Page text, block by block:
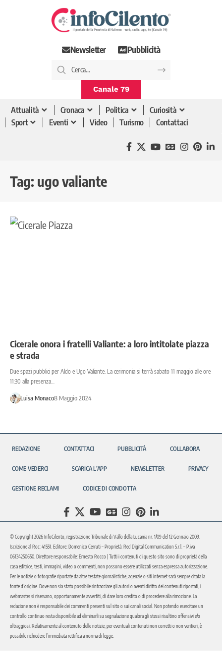
Newsletter Pubblicità
Canale 79
Attualità Cronaca Politica
Curiosità
Sport
Eventi Video Turismo Contattaci
Tag: ugo valiante
Cicerale onora i fratelli Valiante: a loro intitolate piazza
e strada
Due spazi pubblici per Aldo e Ugo Valiante. La cerimonia si terrà sabato 11 maggio alle ore
11:30 alla presenza…
Luisa Monaco8 Maggio 2024
REDAZIONE CONTATTACI PUBBLICITÀ COLLABORA
COME VEDERCI SCARICA L’APP NEWSLETTER PRIVACY
GESTIONE RECLAMI CODICE DI CONDOTTA
© Copyright 2026 InfoCilento, registrazione Tribunale di Vallo della Lucania nr. 1/09 del 12 Gennaio 2009.
Iscrizione al Roc: 41551. Editore: Domenico Cerruti – Proprietà: Red Digital Communication S.r.l. – P.iva
06134250650. Direttore responsabile: Ernesto Rocco | Tutti i contenuti di questo sito sono di proprietà della
casa editrice, testi, immagini, video o commenti, non possono essere utilizzati senza espressa autorizzazione.
Per le notizie o fotografie riportate da altre testate giornalistiche, agenzie o siti internet sarà sempre citata la
fonte d’origine. Dove non sia stato possibile rintracciare gli autori o aventi diritto dei contenuti riportati, i
webmaster si riservano, opportunamente avvertiti, di dare loro credito o di procedere alla rimozione. La
redazione non è responsabile dei commenti presenti sul sito o sui canali social. Non potendo esercitare un
controllo continuo resta disponibile ad eliminarli su segnalazione qualora gli stessi risultino offensivi e/o
oltraggiosi. Relativamente al contenuto delle notizie, per eventuali contenuti non corretti o non veritieri, è
possibile richiedere l’immediata rettifica a norma di legge.